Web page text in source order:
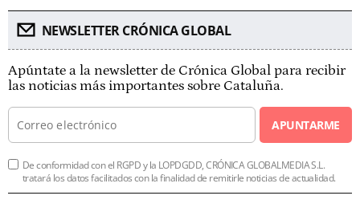
NEWSLETTER CRÓNICA GLOBAL
Apúntate a la newsletter de Crónica Global para recibir
las noticias más importantes sobre Cataluña.
APUNTARME
De conformidad con el RGPD y la LOPDGDD, CRÓNICA GLOBALMEDIA S.L.
tratará los datos facilitados con la finalidad de remitirle noticias de actualidad.